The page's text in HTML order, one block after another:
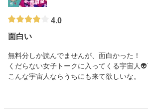
4.0
面白い
無料分しか読んでませんが、面白かった！
くだらない女子トークに入ってくる宇宙人👽
こんな宇宙人ならうちにも来て欲しいな。